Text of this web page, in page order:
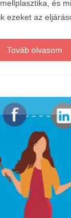
és
ezeket az
Továb olvasom